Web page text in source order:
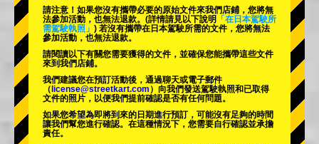
東京 淺草 大阪
沖繩
請注意！如果您沒有攜帶必要的原始文件來我們店鋪，您將無
法參加活動，也無法退款。 (詳情請見以下說明
「在日本駕駛所
需駕駛執照」 ) 若沒有攜帶在日本駕駛所需的文件，您將無法
參加活動，也無法退款。
請閱讀以下有關您需要獲得的文件，並確保您能攜帶這些文件
來到我們店鋪。
我們建議您在預訂活動後，通過聊天或電子郵件
（ license@streetkart.com ）向我們發送駕駛執照和已取得
文件的照片，以便我們提前確認是否有任何問題。
如果您希望為即將到來的日期進行預訂，可能沒有足夠的時間
讓我們幫您進行確認。在這種情況下，您需要自行確認並承擔
責任。